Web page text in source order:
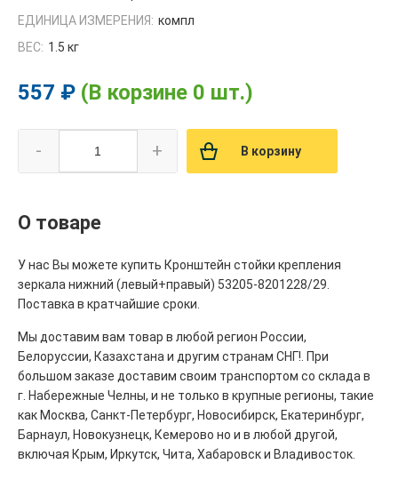
ЕДИНИЦА ИЗМЕРЕНИЯ: компл
ВЕС: 1.5 кг
557 ₽ (В корзине 0 шт.)
- + В корзину
О товаре
У нас Вы можете купить Кронштейн стойки крепления
зеркала нижний (левый+правый) 53205-8201228/29.
Поставка в кратчайшие сроки.
Мы доставим вам товар в любой регион России,
Белоруссии, Казахстана и другим странам СНГ!. При
большом заказе доставим своим транспортом со склада в
г. Набережные Челны, и не только в крупные регионы, такие
как Москва, Санкт-Петербург, Новосибирск, Екатеринбург,
Барнаул, Новокузнецк, Кемерово но и в любой другой,
включая Крым, Иркутск, Чита, Хабаровск и Владивосток.